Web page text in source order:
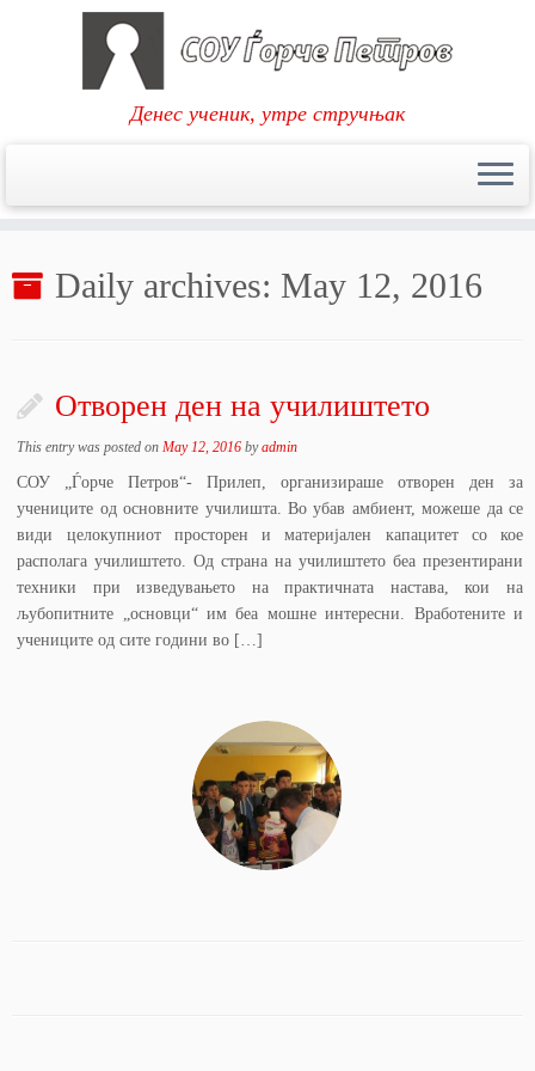
content
Денес ученик, утре стручњак
Daily archives: May 12, 2016
Отворен ден на училиштето
This entry was posted onMay 12, 2016 byadmin
СОУ „Ѓорче Петров“- Прилеп, организираше отворен ден за
учениците од основните училишта. Во убав амбиент, можеше да се
види целокупниот просторен и материјален капацитет со кое
располага училиштето. Од страна на училиштето беа презентирани
техники при изведувањето на практичната настава, кои на
љубопитните „основци“ им беа мошне интересни. Вработените и
учениците од сите години во […]